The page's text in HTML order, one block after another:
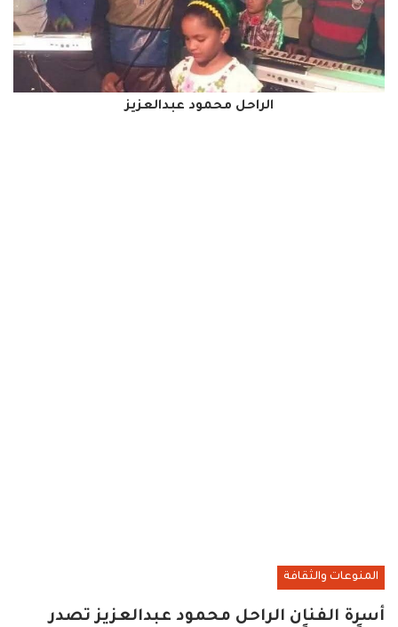
الراحل محمود عبدالعزيز
المنوعات والثقافة
أسرة الفنان الراحل محمود عبدالعزيز تصدر